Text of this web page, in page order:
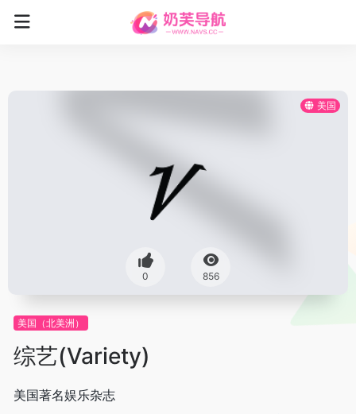
美国
0 856
美国（北美洲）
综艺(Variety)
美国著名娱乐杂志